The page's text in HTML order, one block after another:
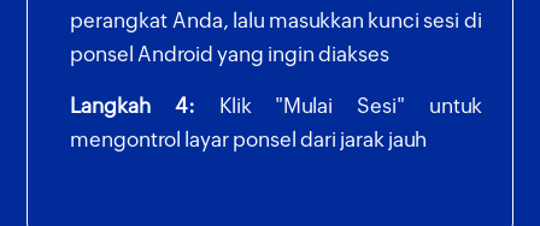
perangkat Anda, lalu masukkan kunci sesi di
ponsel Android yang ingin diakses
Langkah 4: Klik "Mulai Sesi" untuk
mengontrol layar ponsel dari jarak jauh